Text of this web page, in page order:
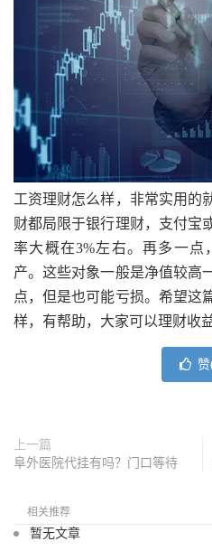
工资理财怎么样，非常实用的
财都局限于银行理财，支付宝
率大概在3%左右。再多一点
产。这些对象一般是净值较高
点，但是也可能亏损。希望这
样，有帮助，大家可以理财收
赞
上一篇
阜外医院代挂有吗？门口等待
相关推荐
暂无文章